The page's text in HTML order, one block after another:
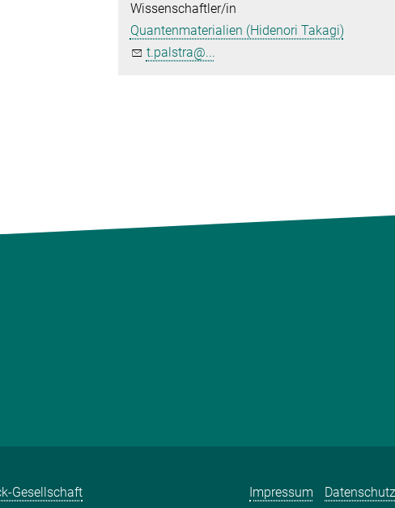
Wissenschaftler/in
Quantenmaterialien (Hidenori Takagi)
t.palstra@...
Gesellschaft Impressum